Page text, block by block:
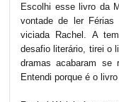
Escolhi esse livro da
vontade de ler
viciada Rachel. A
desafio literário, tirei o
dramas acabaram se
Entendi porque é o